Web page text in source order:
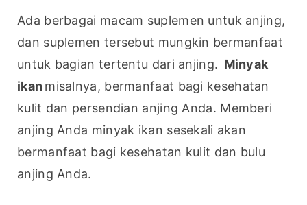
Ada berbagai macam suplemen untuk anjing,
dan suplemen tersebut mungkin bermanfaat
untuk bagian tertentu dari anjing. Minyak
ikan misalnya, bermanfaat bagi kesehatan
kulit dan persendian anjing Anda. Memberi
anjing Anda minyak ikan sesekali akan
bermanfaat bagi kesehatan kulit dan bulu
anjing Anda.